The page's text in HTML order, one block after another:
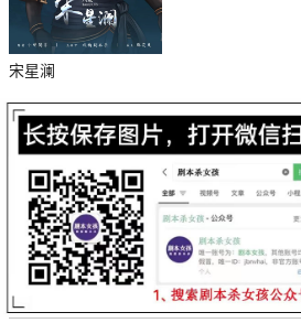
杀
宋星澜